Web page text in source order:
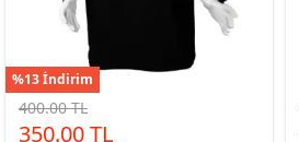
%13 İndirim
400.00 TL
350.00 TL